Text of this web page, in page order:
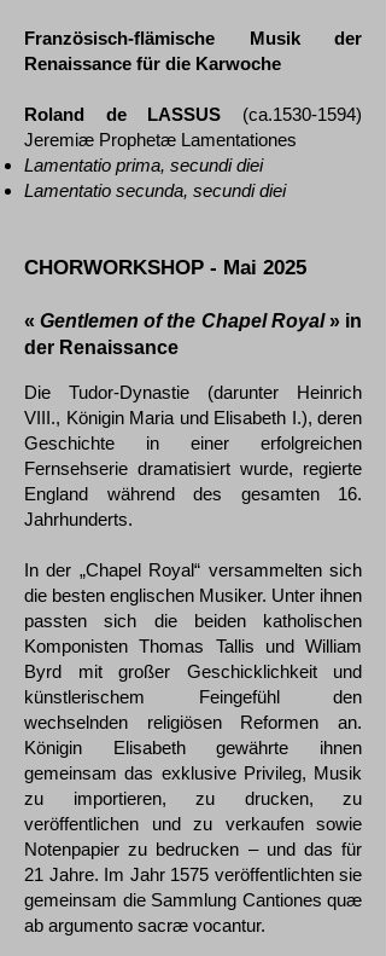
Französisch-flämische Musik der
Renaissance für die Karwoche
Roland de LASSUS (ca.1530-1594)
Jeremiæ Prophetæ Lamentationes
Lamentatio prima, secundi diei
Lamentatio secunda, secundi diei
CHORWORKSHOP - Mai 2025
«Gentlemen of the Chapel Royal» in
der Renaissance
Die Tudor-Dynastie (darunter Heinrich
VIII., Königin Maria und Elisabeth I.), deren
Geschichte in einer erfolgreichen
Fernsehserie dramatisiert wurde, regierte
England während des gesamten 16.
Jahrhunderts.
In der „Chapel Royal“ versammelten sich
die besten englischen Musiker. Unter ihnen
passten sich die beiden katholischen
Komponisten Thomas Tallis und William
Byrd mit großer Geschicklichkeit und
künstlerischem Feingefühl den
wechselnden religiösen Reformen an.
Königin Elisabeth gewährte ihnen
gemeinsam das exklusive Privileg, Musik
zu importieren, zu drucken, zu
veröffentlichen und zu verkaufen sowie
Notenpapier zu bedrucken – und das für
21 Jahre. Im Jahr 1575 veröffentlichten sie
gemeinsam die Sammlung Cantiones quæ
ab argumento sacræ vocantur.